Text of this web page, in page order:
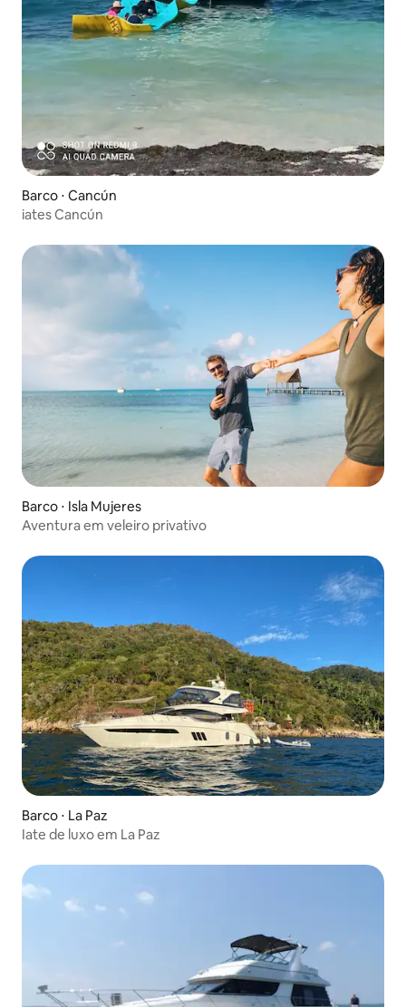
Barco ⋅ Cancún
iates Cancún
Barco ⋅ Isla Mujeres
Aventura em veleiro privativo
Barco ⋅ La Paz
Iate de luxo em La Paz